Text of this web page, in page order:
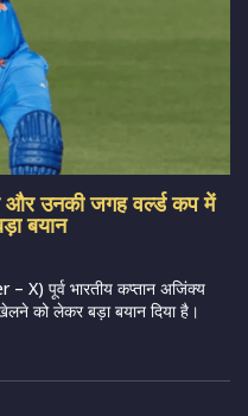
और उनकी जगह वर्ल्ड कप में
बयान
पूर्व भारतीय कप्तान अजिंक्य
को लेकर बड़ा बयान दिया है।